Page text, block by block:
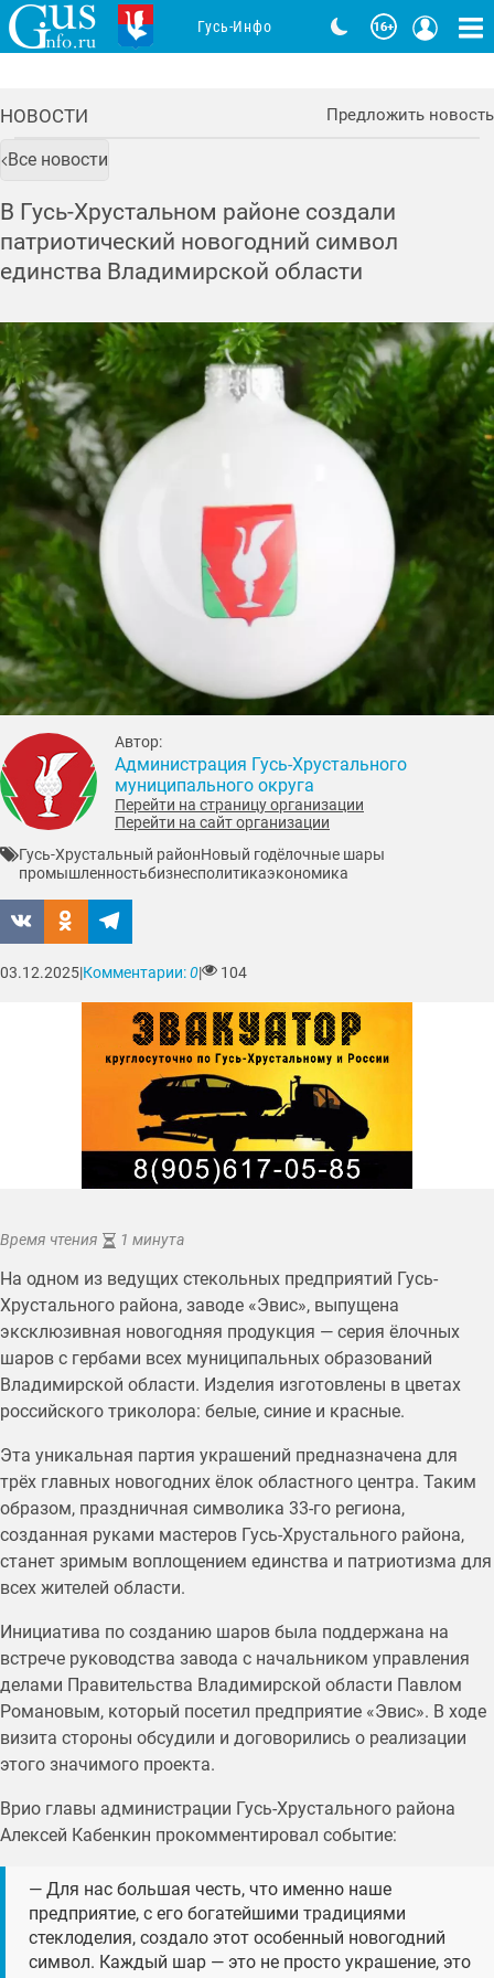
НОВОСТИ Предложить новость
Все новости
В Гусь-Хрустальном районе создали
патриотический новогодний символ
единства Владимирской области
Время чтения 1 минута
На одном из ведущих стекольных предприятий Гусь-
Хрустального района, заводе «Эвис», выпущена
эксклюзивная новогодняя продукция — серия ёлочных
шаров с гербами всех муниципальных образований
Владимирской области. Изделия изготовлены в цветах
российского триколора: белые, синие и красные.
Эта уникальная партия украшений предназначена для
трёх главных новогодних ёлок областного центра. Таким
образом, праздничная символика 33-го региона,
созданная руками мастеров Гусь-Хрустального района,
станет зримым воплощением единства и патриотизма для
всех жителей области.
Инициатива по созданию шаров была поддержана на
встрече руководства завода с начальником управления
делами Правительства Владимирской области Павлом
Романовым, который посетил предприятие «Эвис». В ходе
визита стороны обсудили и договорились о реализации
этого значимого проекта.
Врио главы администрации Гусь-Хрустального района
Алексей Кабенкин прокомментировал событие:
— Для нас большая честь, что именно наше
предприятие, с его богатейшими традициями
стеклоделия, создало этот особенный новогодний
символ. Каждый шар — это не просто украшение, это
Автор:
Администрация Гусь-Хрустального
муниципального округа
Перейти на страницу организации
Перейти на сайт организации
Гусь-Хрустальный районНовый годёлочные шары
промышленностьбизнесполитикаэкономика
03.12.2025|Комментарии:0| 104
Гусь-Инфо